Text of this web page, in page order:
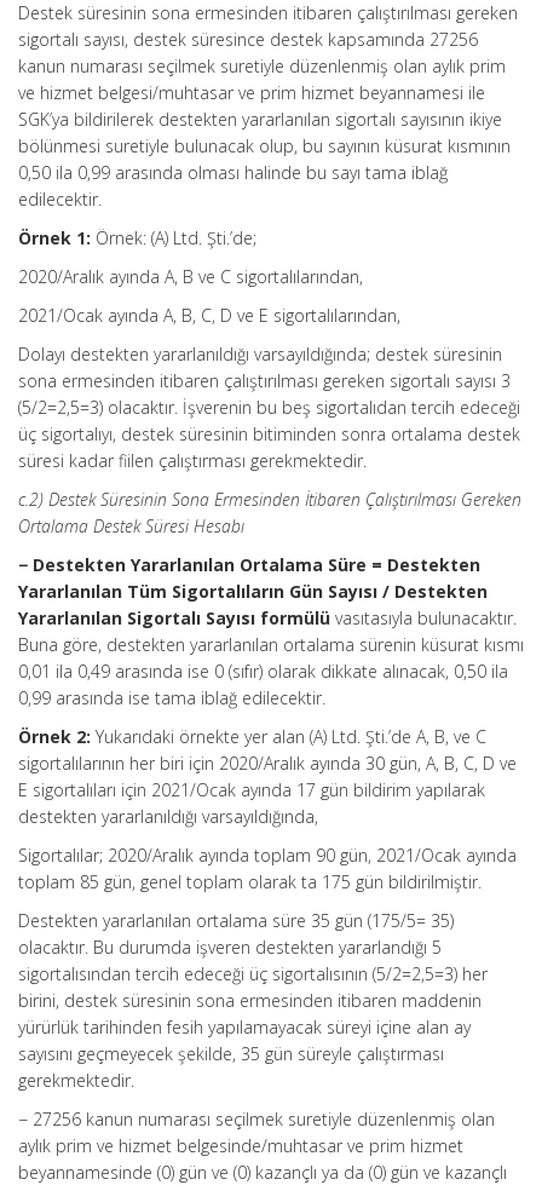
Destek süresinin sona ermesinden itibaren çalıştırılması gereken
sigortalı sayısı, destek süresince destek kapsamında 27256
kanun numarası seçilmek suretiyle düzenlenmiş olan aylık prim
ve hizmet belgesi/muhtasar ve prim hizmet beyannamesi ile
SGK’ya bildirilerek destekten yararlanılan sigortalı sayısının ikiye
bölünmesi suretiyle bulunacak olup, bu sayının küsurat kısmının
0,50 ila 0,99 arasında olması halinde bu sayı tama iblağ
edilecektir.
Örnek 1: Örnek: (A) Ltd. Şti.’de;
2020/Aralık ayında A, B ve C sigortalılarından,
2021/Ocak ayında A, B, C, D ve E sigortalılarından,
Dolayı destekten yararlanıldığı varsayıldığında; destek süresinin
sona ermesinden itibaren çalıştırılması gereken sigortalı sayısı 3
(5/2=2,5=3) olacaktır. İşverenin bu beş sigortalıdan tercih edeceği
üç sigortalıyı, destek süresinin bitiminden sonra ortalama destek
süresi kadar fiilen çalıştırması gerekmektedir.
c.2) Destek Süresinin Sona Ermesinden İtibaren Çalıştırılması Gereken
Ortalama Destek Süresi Hesabı
− Destekten Yararlanılan Ortalama Süre = Destekten
Yararlanılan Tüm Sigortalıların Gün Sayısı / Destekten
Yararlanılan Sigortalı Sayısı formülü vasıtasıyla bulunacaktır.
Buna göre, destekten yararlanılan ortalama sürenin küsurat kısmı
0,01 ila 0,49 arasında ise 0 (sıfır) olarak dikkate alınacak, 0,50 ila
0,99 arasında ise tama iblağ edilecektir.
Örnek 2: Yukarıdaki örnekte yer alan (A) Ltd. Şti.’de A, B, ve C
sigortalılarının her biri için 2020/Aralık ayında 30 gün, A, B, C, D ve
E sigortalıları için 2021/Ocak ayında 17 gün bildirim yapılarak
destekten yararlanıldığı varsayıldığında,
Sigortalılar; 2020/Aralık ayında toplam 90 gün, 2021/Ocak ayında
toplam 85 gün, genel toplam olarak ta 175 gün bildirilmiştir.
Destekten yararlanılan ortalama süre 35 gün (175/5= 35)
olacaktır. Bu durumda işveren destekten yararlandığı 5
sigortalısından tercih edeceği üç sigortalısının (5/2=2,5=3) her
birini, destek süresinin sona ermesinden itibaren maddenin
yürürlük tarihinden fesih yapılamayacak süreyi içine alan ay
sayısını geçmeyecek şekilde, 35 gün süreyle çalıştırması
gerekmektedir.
− 27256 kanun numarası seçilmek suretiyle düzenlenmiş olan
aylık prim ve hizmet belgesinde/muhtasar ve prim hizmet
beyannamesinde (0) gün ve (0) kazançlı ya da (0) gün ve kazançlı